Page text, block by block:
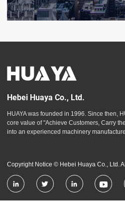
Hebei Huaya Co., Ltd.
HUAYA was founded in 1996. Since then,
core value of "Achieve Customers, Carry
into an experienced machinery
Copyright Notice © Hebei Huaya Co., Ltd.
   